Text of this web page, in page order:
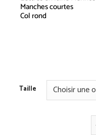
Manches courtes
Col rond
Taille